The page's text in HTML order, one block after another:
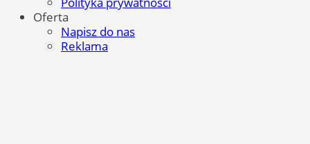
Oferta
Napisz do nas
Reklama